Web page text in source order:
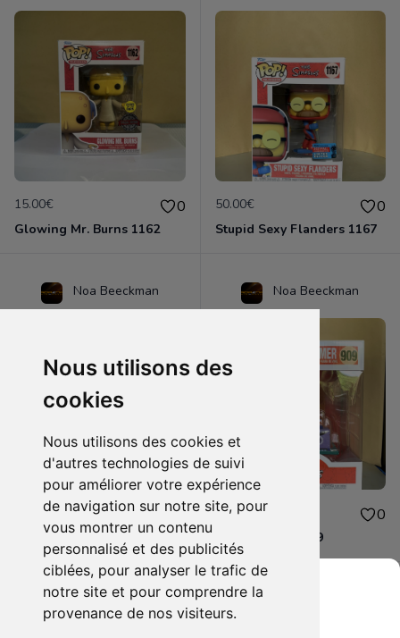
Nous utilisons des
cookies
Nous utilisons des cookies et
d'autres technologies de suivi
pour améliorer votre expérience
de navigation sur notre site, pour
vous montrer un contenu
personnalisé et des publicités
ciblées, pour analyser le trafic de
notre site et pour comprendre la
provenance de nos visiteurs.
15.00€ 0
Glowing Mr. Burns 1162
50.00€ 0
Stupid Sexy Flanders 1167
Noa Beeckman
17.00€ 0
Belly Dancer Homer 1144
Noa Beeckman
40.00€ 0
Couch Homer 909